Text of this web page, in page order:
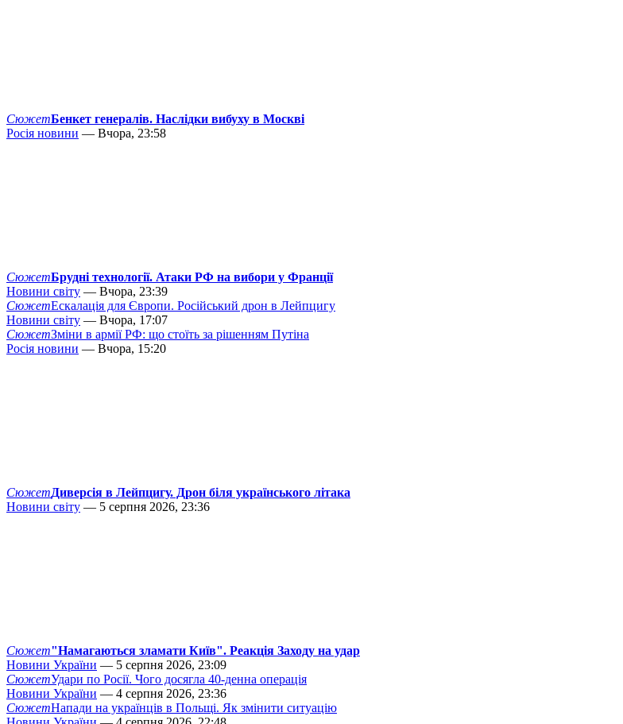
СюжетБенкет генералів. Наслідки вибуху в Москві
Росія новини — Вчора, 23:58
СюжетБрудні технології. Атаки РФ на вибори у Франції
Новини світу — Вчора, 23:39
СюжетЕскалація для Європи. Російський дрон в Лейпцигу
Новини світу — Вчора, 17:07
СюжетЗміни в армії РФ: що стоїть за рішенням Путіна
Росія новини — Вчора, 15:20
СюжетДиверсія в Лейпцигу. Дрон біля українського літака
Новини світу — 5 серпня 2026, 23:36
Сюжет"Намагаються зламати Київ". Реакція Заходу на удар
Новини України — 5 серпня 2026, 23:09
СюжетУдари по Росії. Чого досягла 40-денна операція
Новини України — 4 серпня 2026, 23:36
СюжетНапади на українців в Польщі. Як змінити ситуацію